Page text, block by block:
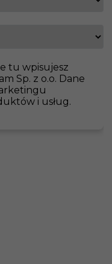
Niemczech
tu wpisujesz
Sp. z o.o. Dane
i usług.